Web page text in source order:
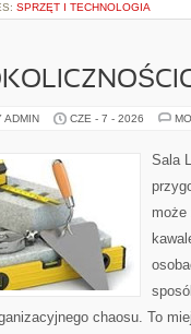
SPRZĘT I TECHNOLOGIA
ADMIN CZE - 7 - 2026
Sala
może
chaosu. To